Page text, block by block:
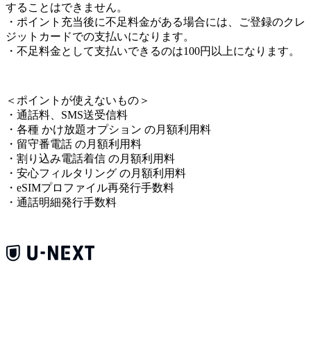
することはできません。
・ポイント充当後に不足料金がある場合には、ご登録のクレ
ジットカードでの支払いになります。
・不足料金として支払いできるのは100円以上になります。
＜ ポイントが使えないもの ＞
・通話料、SMS送受信料
・各種 かけ放題オプション の月額利用料
・留守番電話 の月額利用料
・割り込み電話着信 の月額利用料
・安心フィルタリング の月額利用料
・eSIMプロファイル再発行手数料
・通話明細発行手数料